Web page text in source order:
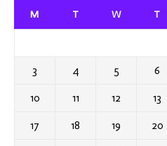
M T W T
3 4 5 6
10 11 12 13
17 18 19 20